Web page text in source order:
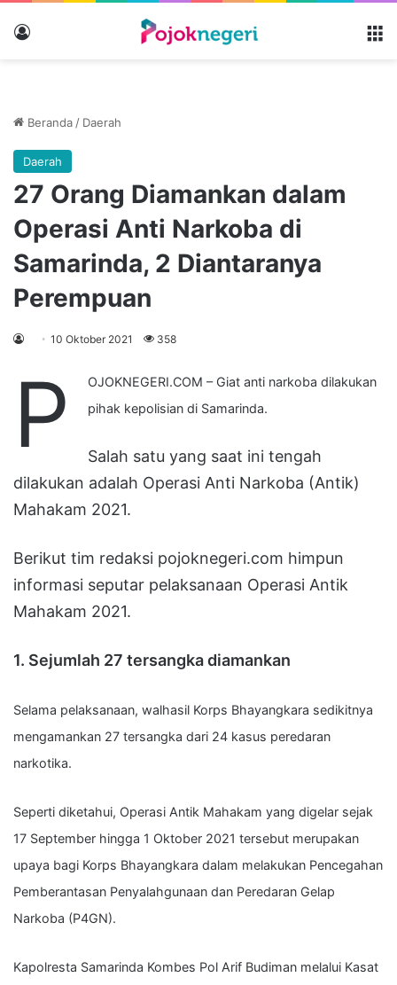
Beranda / Daerah
Daerah
27 Orang Diamankan dalam
Operasi Anti Narkoba di
Samarinda, 2 Diantaranya
Perempuan
10 Oktober 2021 358
P
OJOKNEGERI.COM – Giat anti narkoba dilakukan
pihak kepolisian di Samarinda.
Salah satu yang saat ini tengah
dilakukan adalah Operasi Anti Narkoba (Antik)
Mahakam 2021.
Berikut tim redaksi pojoknegeri.com himpun
informasi seputar pelaksanaan Operasi Antik
Mahakam 2021.
1. Sejumlah 27 tersangka diamankan
Selama pelaksanaan, walhasil Korps Bhayangkara sedikitnya
mengamankan 27 tersangka dari 24 kasus peredaran
narkotika.
Seperti diketahui, Operasi Antik Mahakam yang digelar sejak
17 September hingga 1 Oktober 2021 tersebut merupakan
upaya bagi Korps Bhayangkara dalam melakukan Pencegahan
Pemberantasan Penyalahgunaan dan Peredaran Gelap
Narkoba (P4GN).
Kapolresta Samarinda Kombes Pol Arif Budiman melalui Kasat